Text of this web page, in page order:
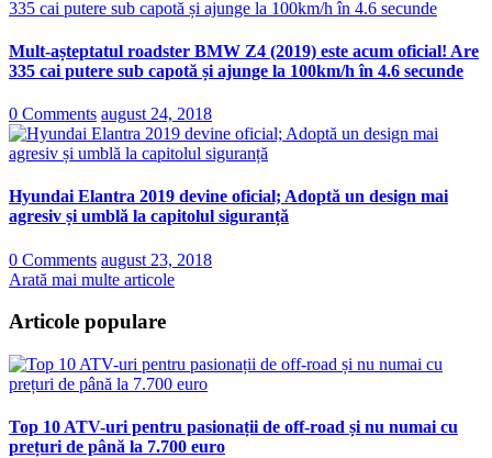
Mult-așteptatul roadster BMW Z4 (2019) este acum oficial! Are
335 cai putere sub capotă și ajunge la 100km/h în 4.6 secunde
0 Comments august 24, 2018
Hyundai Elantra 2019 devine oficial; Adoptă un design mai
agresiv și umblă la capitolul siguranță
0 Comments august 23, 2018
Arată mai multe articole
Articole populare
Top 10 ATV-uri pentru pasionații de off-road și nu numai cu
prețuri de până la 7.700 euro